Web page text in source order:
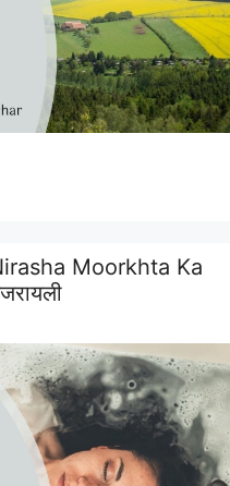
Nirasha Moorkhta Ka